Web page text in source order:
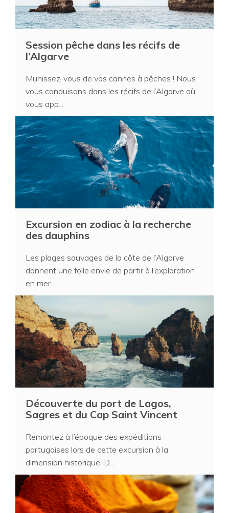
Session pêche dans les récifs de
l’Algarve
Munissez-vous de vos cannes à pêches ! Nous
vous conduisons dans les récifs de l’Algarve où
vous app...
Excursion en zodiac à la recherche
des dauphins
Les plages sauvages de la côte de l’Algarve
donnent une folle envie de partir à l’exploration
en mer...
Découverte du port de Lagos,
Sagres et du Cap Saint Vincent
Remontez à l’époque des expéditions
portugaises lors de cette excursion à la
dimension historique. D...